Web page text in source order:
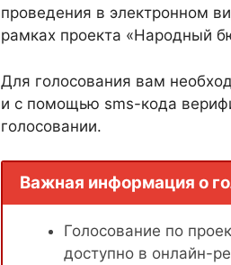
проведения в электронном
рамках проекта «Народный
Для голосования вам
и с помощью sms-кода
голосовании.
Важная информация о
Голосование по
доступно в онлайн-